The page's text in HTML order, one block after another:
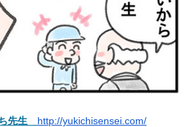
先生 http://yukichisensei.com/